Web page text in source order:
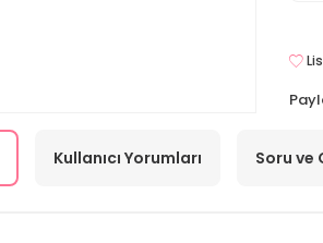
Kullanıcı Yorumları Soru ve